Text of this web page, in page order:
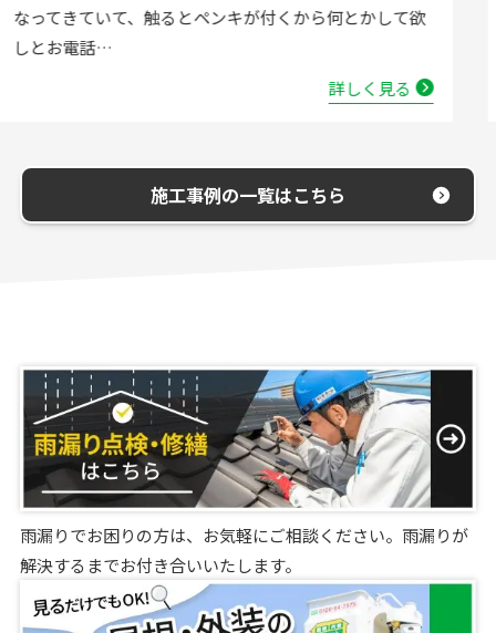
いただきました。確認した所、水栓の吐水が落ちたよう
で取替する…
詳しく見る
施工事例の一覧はこちら
雨漏りでお困りの方は、お気軽にご相談ください。雨漏りが
解決するまでお付き合いいたします。